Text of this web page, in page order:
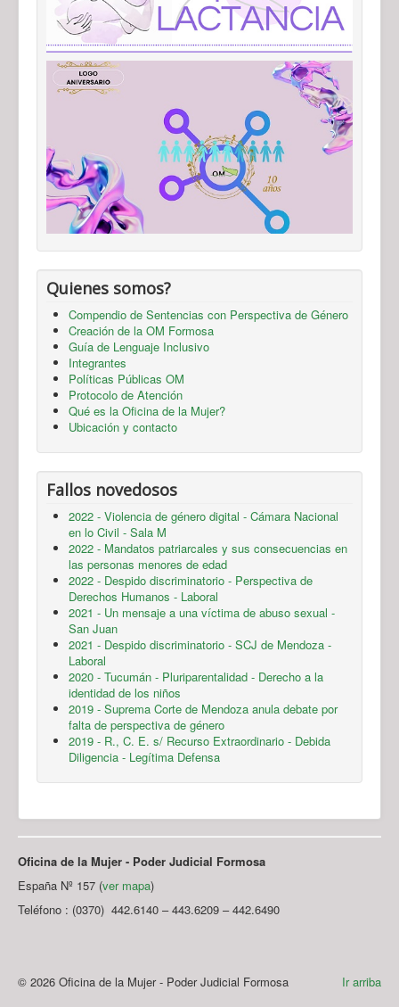
Quienes somos?
Compendio de Sentencias con Perspectiva de Género
Creación de la OM Formosa
Guía de Lenguaje Inclusivo
Integrantes
Políticas Públicas OM
Protocolo de Atención
Qué es la Oficina de la Mujer?
Ubicación y contacto
Fallos novedosos
2022 - Violencia de género digital - Cámara Nacional
en lo Civil - Sala M
2022 - Mandatos patriarcales y sus consecuencias en
las personas menores de edad
2022 - Despido discriminatorio - Perspectiva de
Derechos Humanos - Laboral
2021 - Un mensaje a una víctima de abuso sexual -
San Juan
2021 - Despido discriminatorio - SCJ de Mendoza -
Laboral
2020 - Tucumán - Pluriparentalidad - Derecho a la
identidad de los niños
2019 - Suprema Corte de Mendoza anula debate por
falta de perspectiva de género
2019 - R., C. E. s/ Recurso Extraordinario - Debida
Diligencia - Legítima Defensa
Oficina de la Mujer - Poder Judicial Formosa
España Nº 157 (ver mapa)
Teléfono : (0370) 442.6140 – 443.6209 – 442.6490
Ir arriba
© 2026 Oficina de la Mujer - Poder Judicial Formosa